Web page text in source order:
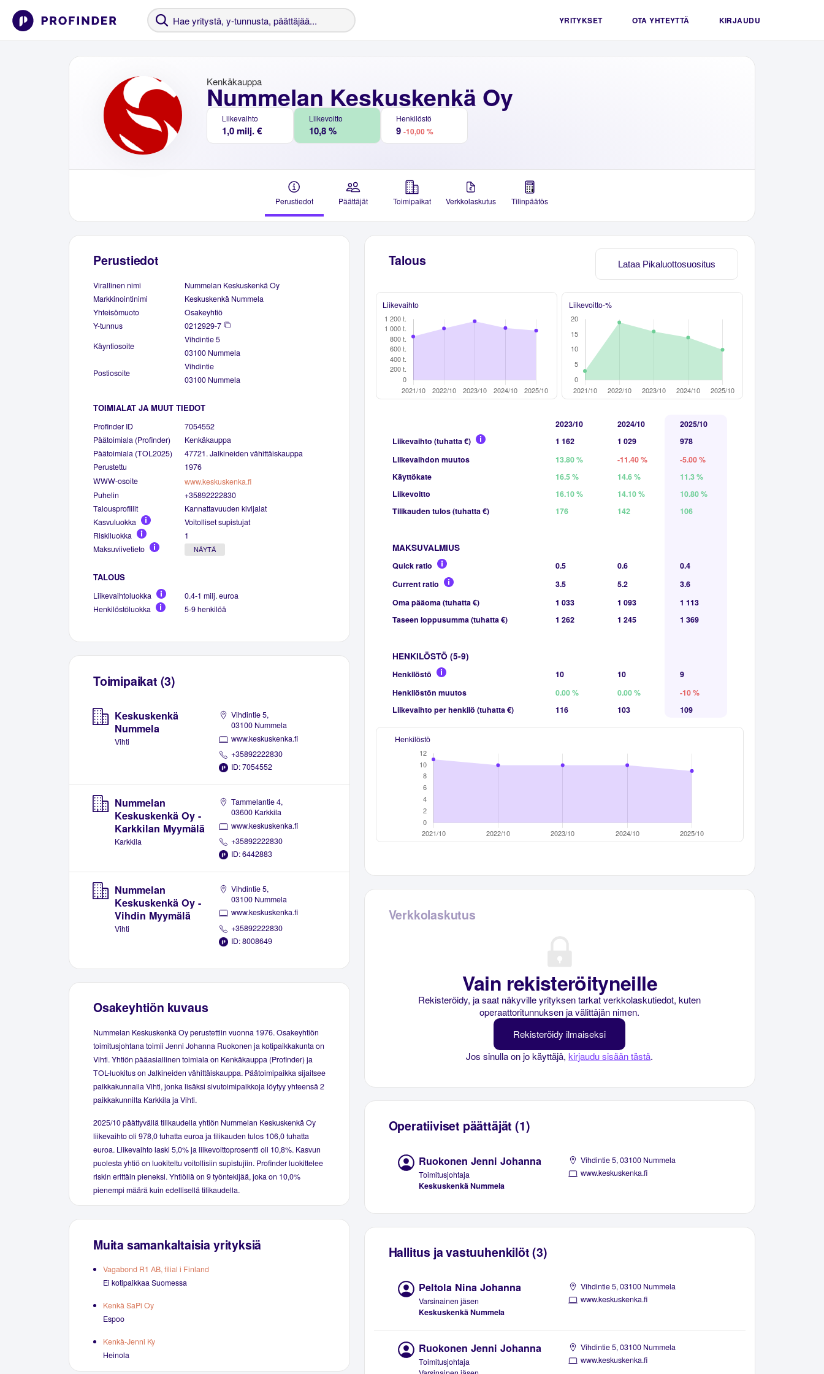
YRITYKSET OTA YHTEYTTÄ KIRJAUDU
Nummelan Keskuskenkä Oy
Kenkäkauppa
Liikevaihto
1,0 milj. €
Liikevoitto
10,8 %
Henkilöstö
9 -10,00 %
Perustiedot Päättäjät Toimipaikat Verkkolaskutus Tilinpäätös
Perustiedot
Virallinen nimi
Nummelan Keskuskenkä Oy
Markkinointinimi
Keskuskenkä Nummela
Yhteisömuoto
Osakeyhtiö
Y-tunnus
0212929-7
Käyntiosoite
Vihdintie 5
03100 Nummela
Postiosoite
Vihdintie
03100 Nummela
TOIMIALAT JA MUUT TIEDOT
Profinder ID
7054552
Päätoimiala (Profinder)
Kenkäkauppa
Päätoimiala (TOL2025)
47721. Jalkineiden vähittäiskauppa
Perustettu
1976
WWW-osoite
www.keskuskenka.fi
Puhelin
+35892222830
Talousprofiilit
Kannattavuuden kivijalat
Kasvuluokka
Voitolliset supistujat
Riskiluokka
1
Maksuviivetieto
NÄYTÄ
TALOUS
Liikevaihtoluokka
0.4-1 milj. euroa
Henkilöstöluokka
5-9 henkilöä
Toimipaikat (3)
Keskuskenkä
Nummela
Vihti
Vihdintie 5,
03100 Nummela
www.keskuskenka.fi
+35892222830
ID: 7054552
Nummelan
Keskuskenkä Oy -
Karkkilan Myymälä
Karkkila
Tammelantie 4,
03600 Karkkila
www.keskuskenka.fi
+35892222830
ID: 6442883
Nummelan
Keskuskenkä Oy -
Vihdin Myymälä
Vihti
Vihdintie 5,
03100 Nummela
www.keskuskenka.fi
+35892222830
ID: 8008649
Osakeyhtiön kuvaus
Nummelan Keskuskenkä Oy perustettiin vuonna 1976. Osakeyhtiön
toimitusjohtana toimii Jenni Johanna Ruokonen ja kotipaikkakunta on
Vihti. Yhtiön pääasiallinen toimiala on Kenkäkauppa (Profinder) ja
TOL-luokitus on Jalkineiden vähittäiskauppa. Päätoimipaikka sijaitsee
paikkakunnalla Vihti, jonka lisäksi sivutoimipaikkoja löytyy yhteensä 2
paikkakunnilta Karkkila ja Vihti.
2025/10 päättyvällä tilikaudella yhtiön Nummelan Keskuskenkä Oy
liikevaihto oli 978,0 tuhatta euroa ja tilikauden tulos 106,0 tuhatta
euroa. Liikevaihto laski 5,0% ja liikevoittoprosentti oli 10,8%. Kasvun
puolesta yhtiö on luokiteltu voitollisiin supistujiin. Profinder luokittelee
riskin erittäin pieneksi. Yhtiöllä on 9 työntekijää, joka on 10,0%
pienempi määrä kuin edellisellä tilikaudella.
Muita samankaltaisia yrityksiä
Vagabond R1 AB, filial i Finland
Ei kotipaikkaa Suomessa
Kenkä SaPi Oy
Espoo
Kenkä-Jenni Ky
Heinola
Lataa Pikaluottosuositus
Talous
Liikevaihto Liikevoitto-%
2023/10 2024/10
2025/10
Liikevaihto (tuhatta €)
1 162 1 029
978
Liikevaihdon muutos
13.80 % -11.40 %
-5.00 %
Käyttökate
16.5 % 14.6 %
11.3 %
Liikevoitto
16.10 % 14.10 %
10.80 %
Tilikauden tulos (tuhatta €)
176 142 106
MAKSUVALMIUS
Quick ratio 0.5 0.6
0.4
Current ratio
3.5 5.2
3.6
Oma pääoma (tuhatta €)
1 033 1 093
1 113
Taseen loppusumma (tuhatta €)
1 262 1 245 1 369
HENKILÖSTÖ (5-9)
Henkilöstö 10 10
9
Henkilöstön muutos
0.00 % 0.00 %
-10 %
Liikevaihto per henkilö (tuhatta €)
116 103 109
Henkilöstö
Verkkolaskutus
Vain rekisteröityneille
Rekisteröidy, ja saat näkyville yrityksen tarkat verkkolaskutiedot, kuten
operaattoritunnuksen ja välittäjän nimen.
Rekisteröidy ilmaiseksi
Jos sinulla on jo käyttäjä,kirjaudu sisään tästä.
Operatiiviset päättäjät (1)
Ruokonen Jenni Johanna
Toimitusjohtaja
Keskuskenkä Nummela
Vihdintie 5, 03100 Nummela
www.keskuskenka.fi
Hallitus ja vastuuhenkilöt (3)
Peltola Nina Johanna
Varsinainen jäsen
Keskuskenkä Nummela
Vihdintie 5, 03100 Nummela
www.keskuskenka.fi
Ruokonen Jenni Johanna
Toimitusjohtaja
Vihdintie 5, 03100 Nummela
www.keskuskenka.fi